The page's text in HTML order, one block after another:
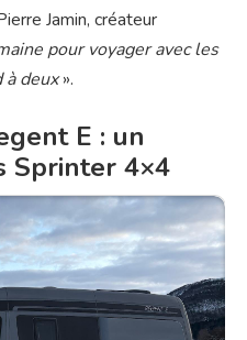
Jamin, créateur
pour voyager avec les
deux».
E : un
Sprinter 4×4